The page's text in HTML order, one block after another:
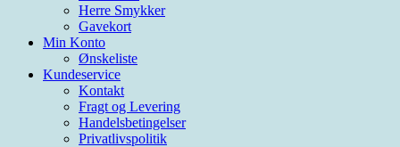
Herre Smykker
Gavekort
Min Konto
Ønskeliste
Kundeservice
Kontakt
Fragt og Levering
Handelsbetingelser
Privatlivspolitik